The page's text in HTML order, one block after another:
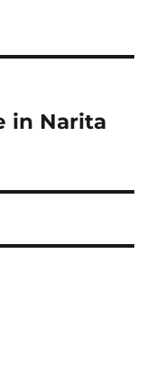
in Narita